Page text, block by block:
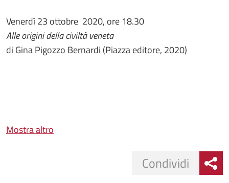
Venerdì 23 ottobre 2020, ore 18.30
Alle origini della civiltà veneta
di Gina Pigozzo Bernardi (Piazza editore, 2020)
Mostra altro
Condividi